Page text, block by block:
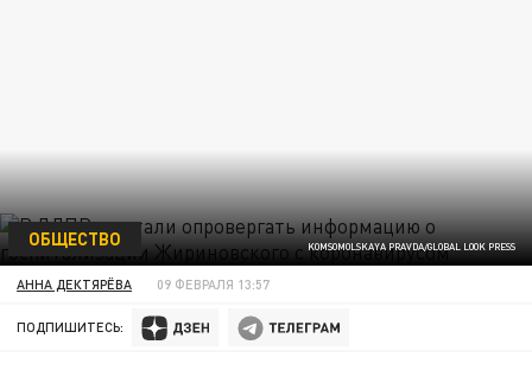
KOMSOMOLSKAYA PRAVDA/GLOBAL LOOK PRESS
ОБЩЕСТВО
АННА ДЕКТЯРЁВА 09 ФЕВРАЛЯ 13:57
ПОДПИШИТЕСЬ: